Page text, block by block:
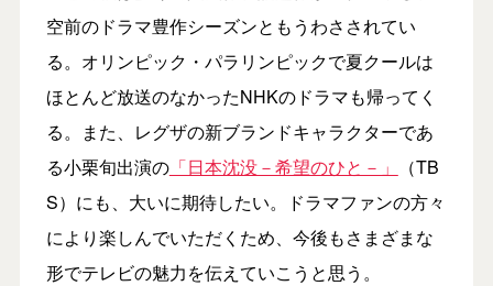
空前のドラマ豊作シーズンともうわさされてい
る。オリンピック・パラリンピックで夏クールは
ほとんど放送のなかったNHKのドラマも帰ってく
る。また、レグザの新ブランドキャラクターであ
る小栗旬出演の「日本沈没－希望のひと－」
（TB
S）にも、大いに期待したい。ドラマファンの方々
により楽しんでいただくため、今後もさまざまな
形でテレビの魅力を伝えていこうと思う。